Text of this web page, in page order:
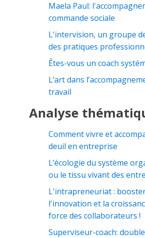
Maela Paul:
commande sociale
L'intervision, un groupe
des pratiques
Êtes-vous un coach
L’art dans
travail
Analyse
Comment vivre et
deuil en entreprise
L’écologie du système
ou le tissu vivant des
L'intrapreneuriat :
l'innovation et la
force des collaborateurs !
Superviseur-coach: